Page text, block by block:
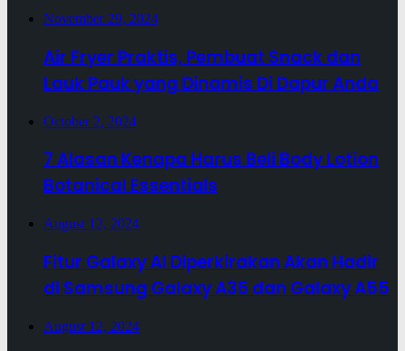
November 29, 2024
Air Fryer Praktis, Pembuat Snack dan
Lauk Pauk yang Dinamis Di Dapur Anda
October 2, 2024
7 Alasan Kenapa Harus Beli Body Lotion
Botanical Essentials
August 12, 2024
Fitur Galaxy AI Diperkirakan Akan Hadir
di Samsung Galaxy A35 dan Galaxy A55
August 12, 2024